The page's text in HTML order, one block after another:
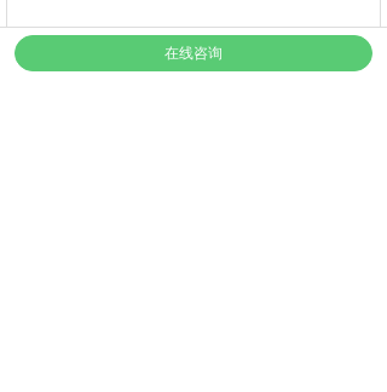
在线咨询